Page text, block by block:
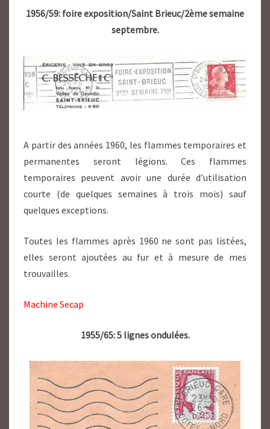
1956/59: foire exposition/Saint Brieuc/2ème semaine
septembre.
A partir des années 1960, les flammes temporaires et
permanentes seront légions. Ces flammes
temporaires peuvent avoir une durée d’utilisation
courte (de quelques semaines à trois mois) sauf
quelques exceptions.
Toutes les flammes après 1960 ne sont pas listées,
elles seront ajoutées au fur et à mesure de mes
trouvailles.
Machine Secap
1955/65: 5 lignes ondulées.